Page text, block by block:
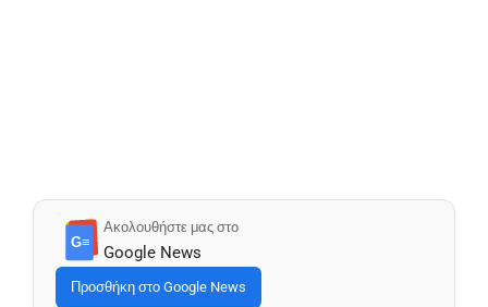
G≡
Ακολουθήστε μας στο
Google News
Προσθήκη στο Google News